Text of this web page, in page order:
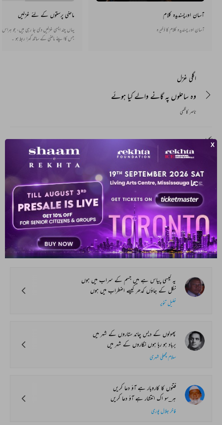
آسان اورپسندیدہ کلام
آسان اور پسندیدہ کلام کا ذخیرہ
ماضی پرستوں کے لئے غزلیں
جس کااپنے ماضی کے ساتھ گہرا ربط ہو ۔
اگلی غزل
وہ ساحلوں پہ گانے والے کیا ہوئے
ناصر کاظمی
پچھلی غزل
دیار دل کی رات میں چراغ سا جلا گیا
ناصر کاظمی
آپ یہ بھی پڑھ سکتے ہیں
ہماری پسند
یہ کیسی پیاس ہے میں جسم کے سراب میں ہوں
نکل کے جاؤں کدھر کیسے اضطراب میں ہوں
خلیل تنویر
پھولوں کے دیس چاند ستاروں کے شہر میں
برباد ہو رہا ہوں نگاروں کے شہر میں
سلام مچھلی شہری
فتنوں کا کاروبار ہے آؤ دعا کریں
ہر_سو اک انتشار ہے آؤ دعا کریں
فاخر جلال پوری